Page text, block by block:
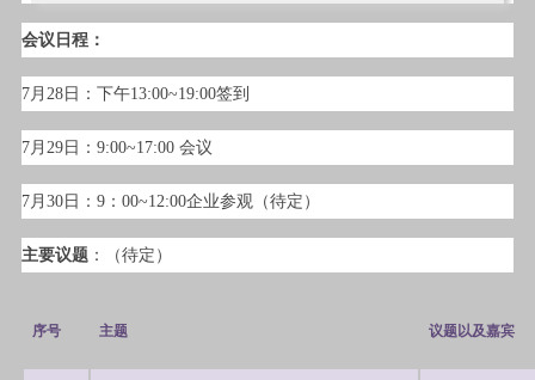
会议日程：
7月28日：下午13:00~19:00签到
7月29日：9:00~17:00 会议
7月30日：9：00~12:00企业参观（待定）
主要议题 ：（待定）
序号 主题 议题以及嘉宾